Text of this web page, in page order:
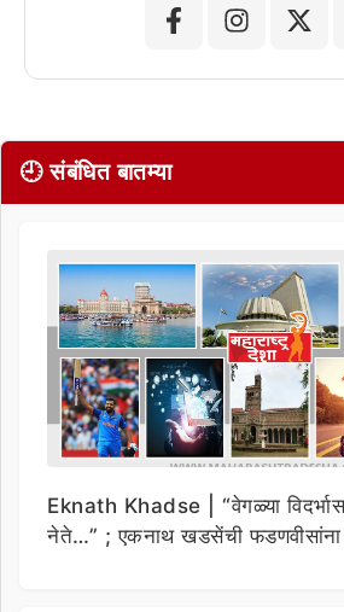
🕘 संबंधित बातम्या
Eknath Khadse | “वेगळ्या
नेते…” ; एकनाथ खडसेंची फडणवीसांना